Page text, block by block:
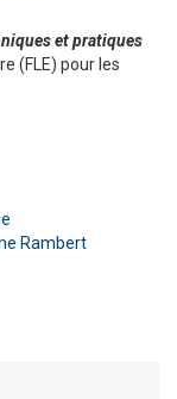
et pratiques
(FLE) pour les
Rambert